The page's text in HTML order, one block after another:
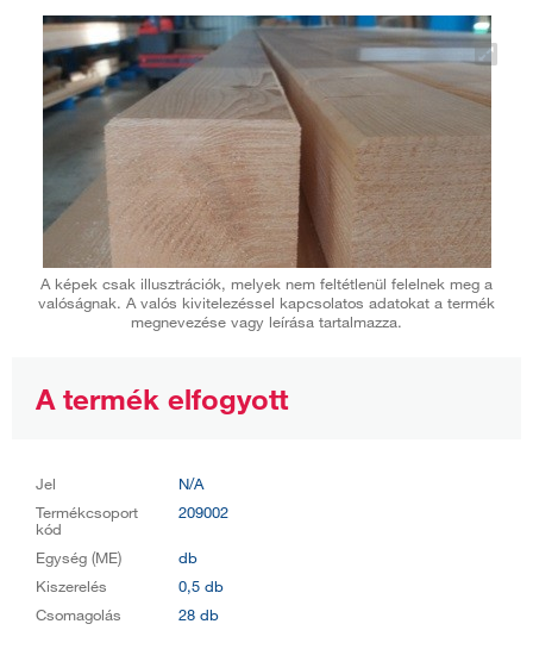
A képek csak illusztrációk, melyek nem feltétlenül felelnek meg a
valóságnak. A valós kivitelezéssel kapcsolatos adatokat a termék
megnevezése vagy leírása tartalmazza.
A termék elfogyott
Jel
N/A
Termékcsoport
kód
209002
Egység (ME)
db
Kiszerelés
0,5 db
Csomagolás
28 db